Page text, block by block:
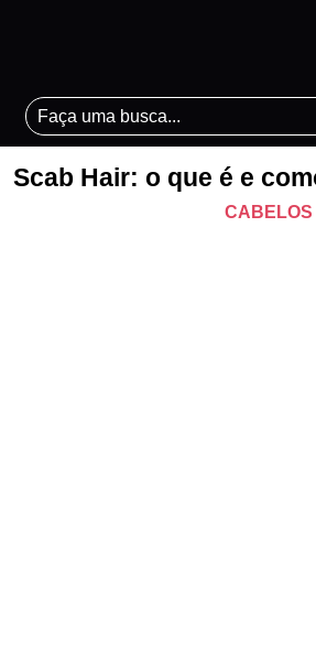
Scab Hair: o que é e
CABELOS